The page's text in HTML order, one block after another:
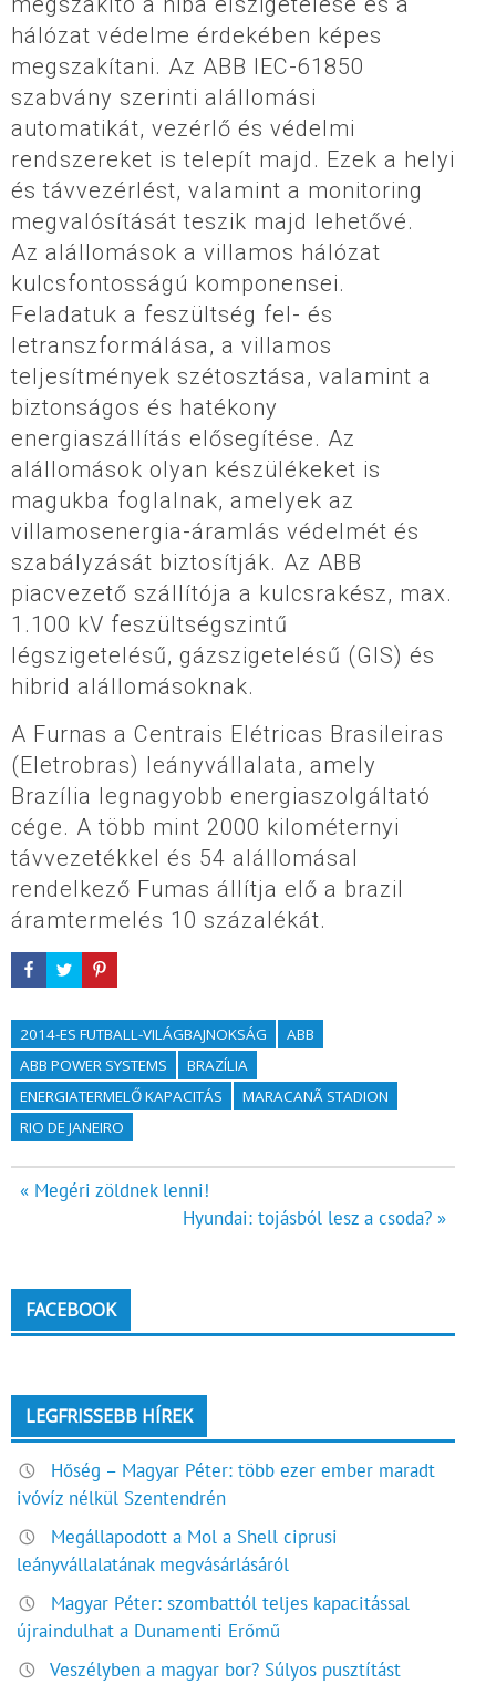
hálózat védelme érdekében képes
megszakítani. Az ABB IEC-61850
szabvány szerinti alállomási
automatikát, vezérlő és védelmi
rendszereket is telepít majd. Ezek a helyi
és távvezérlést, valamint a monitoring
megvalósítását teszik majd lehetővé.
Az alállomások a villamos hálózat
kulcsfontosságú komponensei.
Feladatuk a feszültség fel- és
letranszformálása, a villamos
teljesítmények szétosztása, valamint a
biztonságos és hatékony
energiaszállítás elősegítése. Az
alállomások olyan készülékeket is
magukba foglalnak, amelyek az
villamosenergia-áramlás védelmét és
szabályzását biztosítják. Az ABB
piacvezető szállítója a kulcsrakész, max.
1.100 kV feszültségszintű
légszigetelésű, gázszigetelésű (GIS) és
hibrid alállomásoknak.
A Furnas a Centrais Elétricas Brasileiras
(Eletrobras) leányvállalata, amely
Brazília legnagyobb energiaszolgáltató
cége. A több mint 2000 kilométernyi
távvezetékkel és 54 alállomásal
rendelkező Fumas állítja elő a brazil
áramtermelés 10 százalékát.
2014-ES FUTBALL-VILÁGBAJNOKSÁG
ABB
ABB POWER SYSTEMS
BRAZÍLIA
ENERGIATERMELŐ KAPACITÁS
MARACANÃ STADION
RIO DE JANEIRO
Bejegyzés
« Megéri zöldnek lenni!
Hyundai: tojásból lesz a csoda? »
FACEBOOK
LEGFRISSEBB HÍREK
Hőség – Magyar Péter: több ezer ember maradt
ivóvíz nélkül Szentendrén
Megállapodott a Mol a Shell ciprusi
leányvállalatának megvásárlásáról
Magyar Péter: szombattól teljes kapacitással
újraindulhat a Dunamenti Erőmű
Veszélyben a magyar bor? Súlyos pusztítást